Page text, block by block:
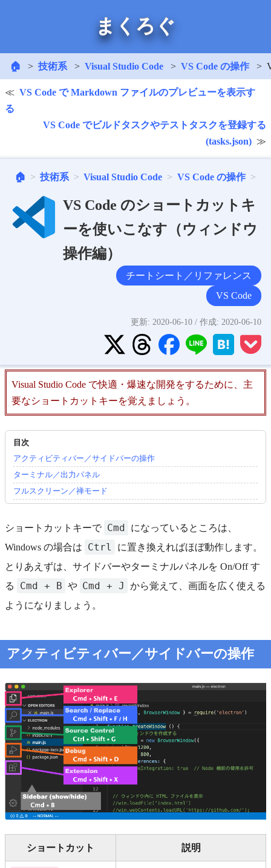
まくろぐ
🏠 技術系 Visual Studio Code VS Code の操作
VS Code で Markdown ファイルのプレビューを表示す
る
VS Code でビルドタスクやテストタスクを登録する
(tasks.json)
🏠 技術系 Visual Studio Code VS Code の操作
VS Code のショートカットキ
ーを使いこなす（ウィンドウ
操作編）
チートシート／リファレンス
VS Code
更新: 2020-06-10 / 作成: 2020-06-10
Visual Studio Code で快適・爆速な開発をするために、主
要なショートカットキーを覚えましょう。
アクティビティバー／サイドバーの操作
ターミナル／出力パネル
フルスクリーン／禅モード
ショートカットキーで Cmd
になっているところは、
Windows の場合は
Ctrl
に置き換えればほぼ動作します。
とりあえずは、サイドバーやターミナルパネルを On/Off す
る
Cmd + B や Cmd + J
から覚えて、画面を広く使える
ようになりましょう。
アクティビティバー／サイドバーの操作
ショートカット 説明